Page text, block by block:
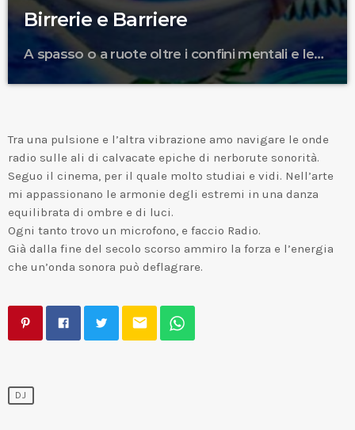
Birrerie e Barriere
A spasso o a ruote oltre i confini mentali e le
barriere geografiche
Tra una pulsione e l’altra vibrazione amo navigare le onde
radio sulle ali di calvacate epiche di nerborute sonorità.
Seguo il cinema, per il quale molto studiai e vidi. Nell’arte
mi appassionano le armonie degli estremi in una danza
equilibrata di ombre e di luci.
Ogni tanto trovo un microfono, e faccio Radio.
Già dalla fine del secolo scorso ammiro la forza e l’energia
che un’onda sonora può deflagrare.
email
DJ